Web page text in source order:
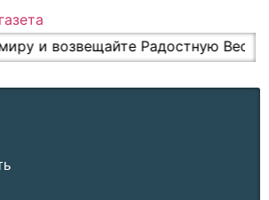
возвещайте Радостную Весть